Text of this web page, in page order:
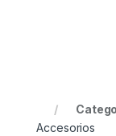
Accesorios